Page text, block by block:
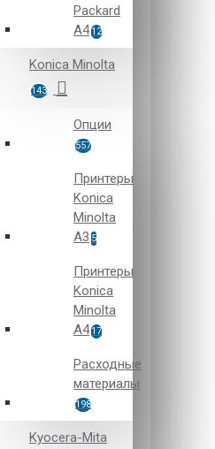
Packard
А412
Konica Minolta
143
Опции
557
Принтеры
Konica
Minolta
A3 5
Принтеры
Konica
Minolta
A417
Расходные
материалы
198
Kyocera-Mita